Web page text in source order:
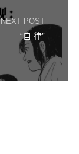
NEXT POST
“自 律”